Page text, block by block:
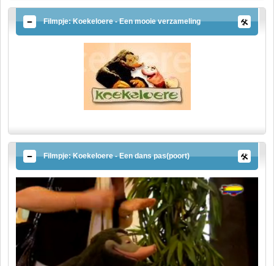
Filmpje: Koekeloere - Een mooie verzameling
Filmpje: Koekeloere - Een dans pas(poort)